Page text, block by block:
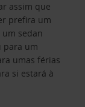
assim que
prefira um
sedan
para um
umas férias
si estará à